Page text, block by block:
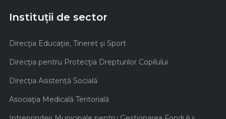
Instituții de sector
Direcţia Educaţie, Tineret şi Sport
Direcţia pentru Protecţia Drepturilor Copilului
Direcţia Asistenţă Socială
Asociaţia Medicală Teritorială